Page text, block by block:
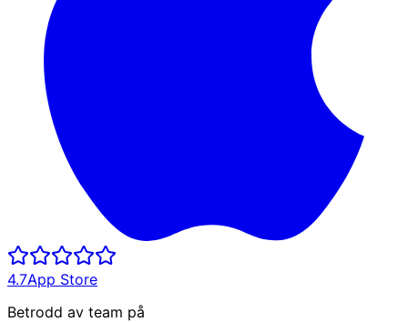
4.7App Store
Betrodd av team på